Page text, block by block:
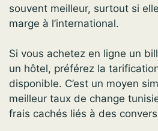
souvent meilleur, surtout si
marge à l’international.
Si vous achetez en ligne un
un hôtel, préférez la
disponible. C’est un moyen
meilleur taux de change
frais cachés liés à des